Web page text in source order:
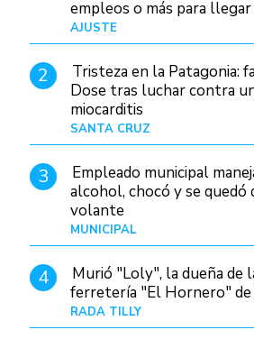
empleos o más para llegar
AJUSTE
2
Tristeza en la Patagonia:
Dose tras luchar contra
miocarditis
SANTA CRUZ
3
Empleado municipal
alcohol, chocó y se quedó
volante
MUNICIPAL
4
Murió "Loly", la dueña de
ferretería "El Hornero" de
RADA TILLY